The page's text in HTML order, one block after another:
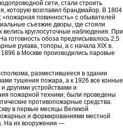
сети, стали строить
которую возглавил брандмайор. В 1804
повинность» с обывателей
съезжие дворы, где стояли
круглосуточные наблюдения. При
готовность обоза предписывалось 2,5
рукава, топоры, а с начала XIX в.
в Москве производились паровые
разместившееся в здании
тушения пожара, а к 1926 все конные
другими устройствами и
пожарной техники; были проведены
противопожарные средства.
в первые месяцы Великой
и формированиями местной
На их вооружении —